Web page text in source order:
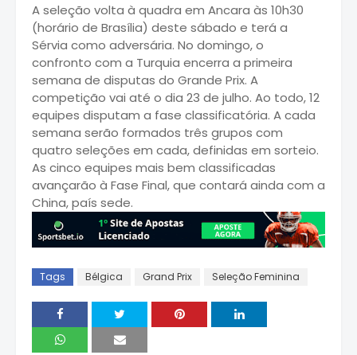
A seleção volta à quadra em Ancara às 10h30
(horário de Brasília) deste sábado e terá a
Sérvia como adversária. No domingo, o
confronto com a Turquia encerra a primeira
semana de disputas do Grande Prix. A
competição vai até o dia 23 de julho. Ao todo, 12
equipes disputam a fase classificatória. A cada
semana serão formados três grupos com
quatro seleções em cada, definidas em sorteio.
As cinco equipes mais bem classificadas
avançarão à Fase Final, que contará ainda com a
China, país sede.
Tags Bélgica Grand Prix Seleção Feminina